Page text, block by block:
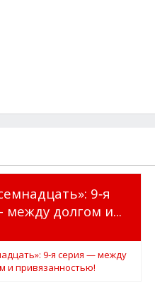
9‑я
между долгом и...